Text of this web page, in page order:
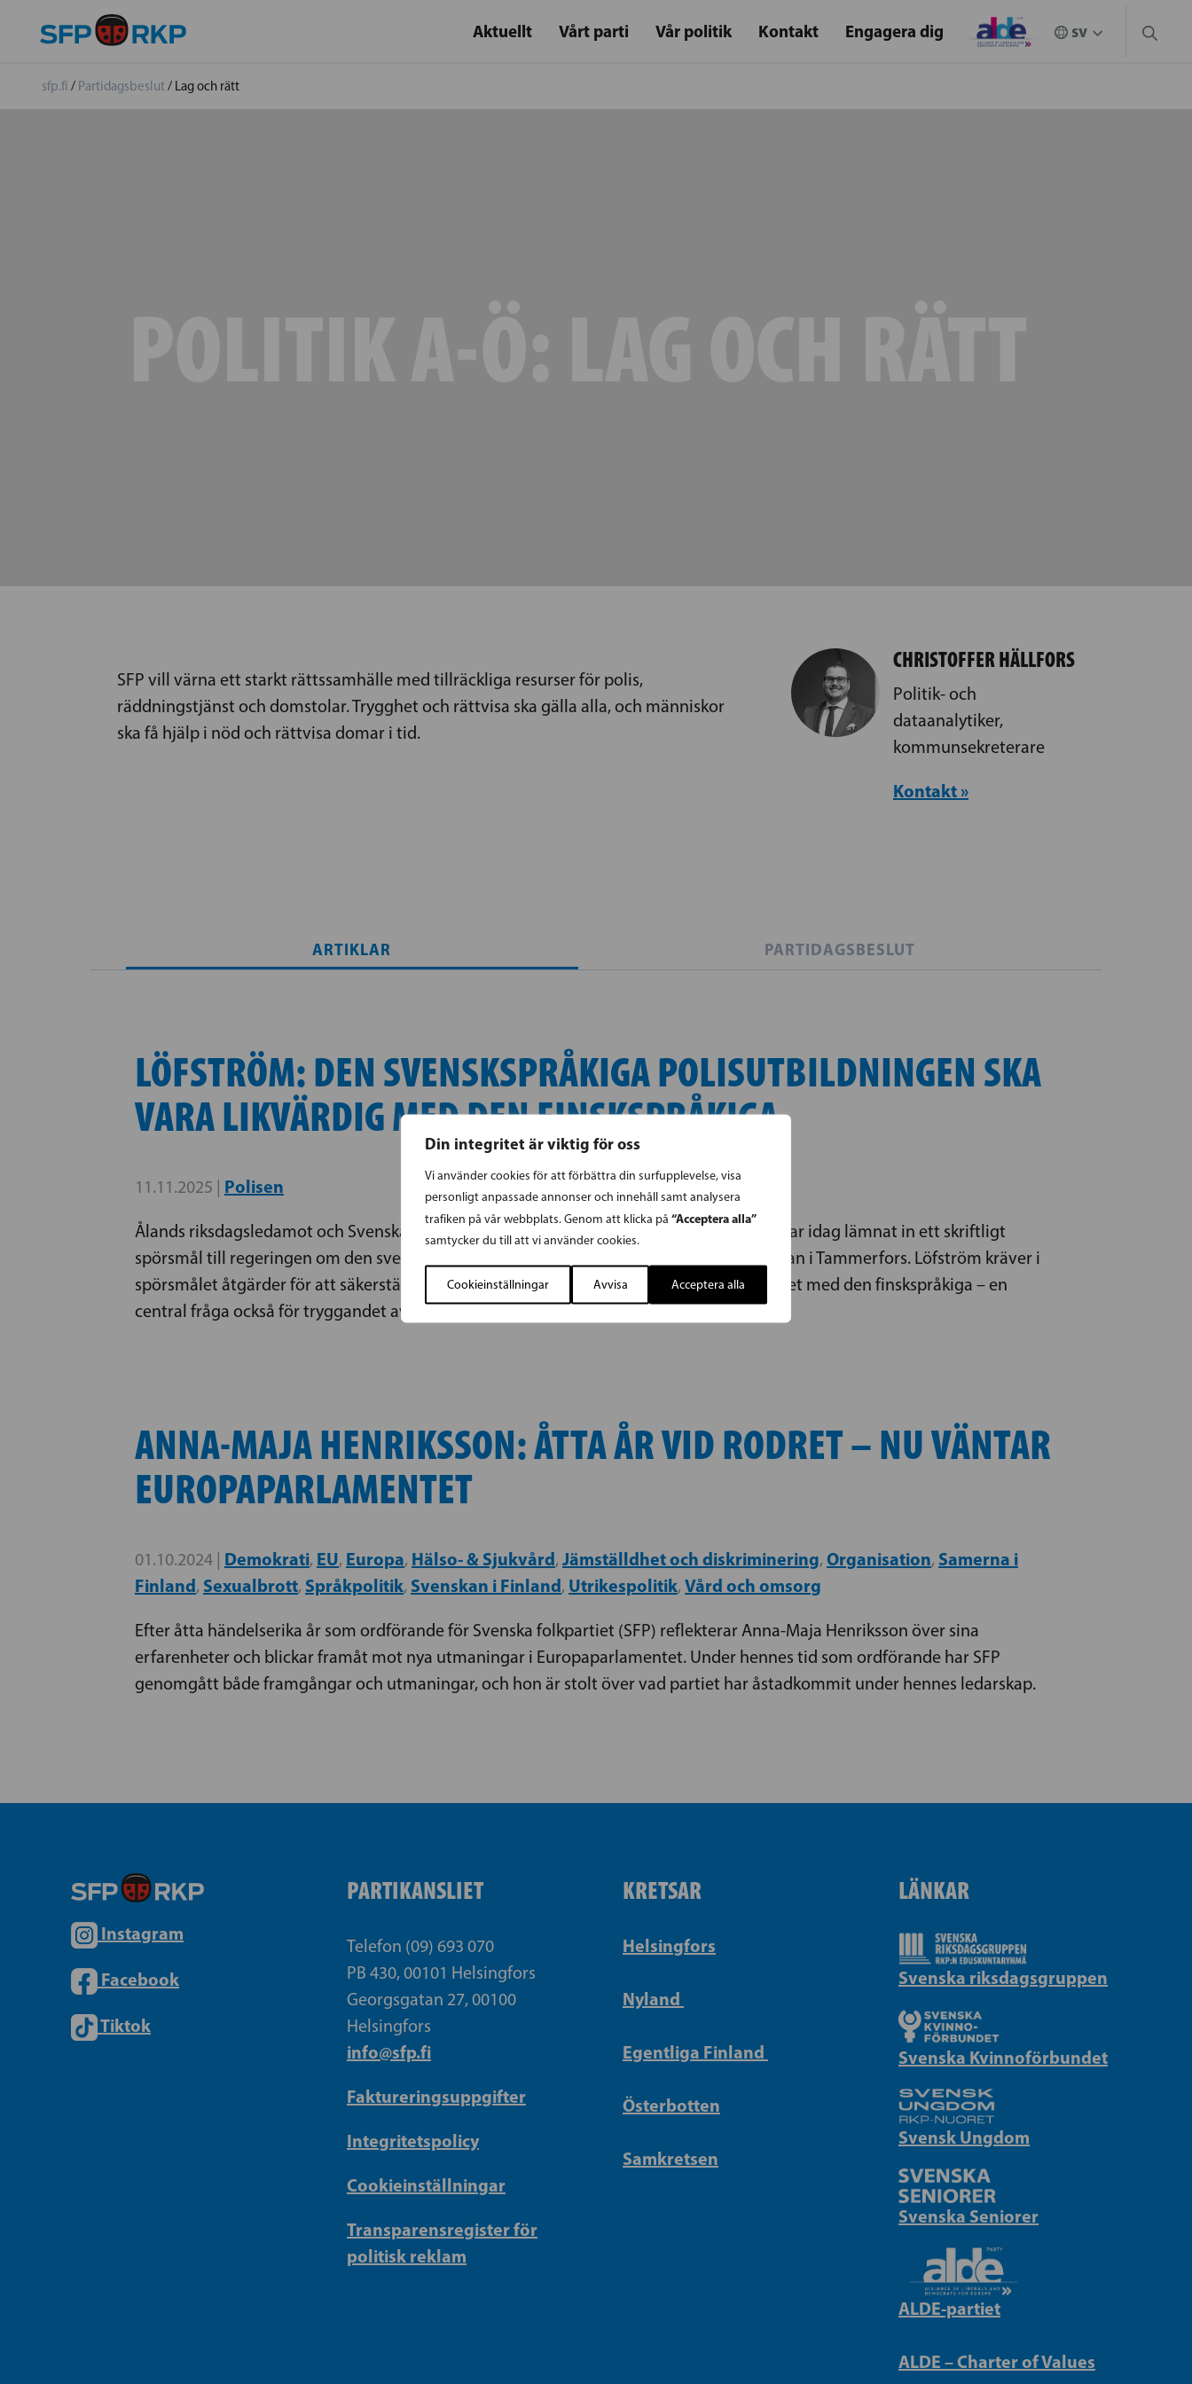
Din integritet är viktig för oss
Vi använder cookies för att förbättra din surfupplevelse, visa
personligt anpassade annonser och innehåll samt analysera
trafiken på vår webbplats. Genom att klicka på “Acceptera alla”
samtycker du till att vi använder cookies.
Cookieinställningar Avvisa Acceptera alla
Aktuellt Vårt parti Vår politik Kontakt Engagera dig
sfp.fi / Partidagsbeslut/ Lag och rätt
SFP vill värna ett starkt rättssamhälle med tillräckliga resurser för polis,
räddningstjänst och domstolar. Trygghet och rättvisa ska gälla alla, och människor
ska få hjälp i nöd och rättvisa domar i tid.
CHRISTOFFER HÄLLFORS
Politik- och
dataanalytiker,
kommunsekreterare
Kontakt »
ARTIKLAR PARTIDAGSBESLUT
LÖFSTRÖM: DEN SVENSKSPRÅKIGA POLISUTBILDNINGEN SKA
VARA LIKVÄRDIG MED DEN FINSKSPRÅKIGA
11.11.2025 | Polisen
Ålands riksdagsledamot och Svenska riksdagsgruppens vice ordförande Mats Löfström har idag lämnat in ett skriftligt
spörsmål till regeringen om den svenskspråkiga polisutbildningen vid Polisyrkeshögskolan i Tammerfors. Löfström kräver i
spörsmålet åtgärder för att säkerställa den svenskspråkiga polisutbildningens likvärdighet med den finskspråkiga – en
central fråga också för tryggandet av nya poliser på Åland
ANNA-MAJA HENRIKSSON: ÅTTA ÅR VID RODRET – NU VÄNTAR
EUROPAPARLAMENTET
01.10.2024 | Demokrati, EU, Europa, Hälso- & Sjukvård, Jämställdhet och diskriminering, Organisation, Samerna i
Finland, Sexualbrott, Språkpolitik, Svenskan i Finland, Utrikespolitik, Vård och omsorg
Efter åtta händelserika år som ordförande för Svenska folkpartiet (SFP) reflekterar Anna-Maja Henriksson över sina
erfarenheter och blickar framåt mot nya utmaningar i Europaparlamentet. Under hennes tid som ordförande har SFP
genomgått både framgångar och utmaningar, och hon är stolt över vad partiet har åstadkommit under hennes ledarskap.
Instagram
Facebook
Tiktok
PARTIKANSLIET
Telefon (09) 693 070
PB 430, 00101 Helsingfors
Georgsgatan 27, 00100
Helsingfors
info@sfp.fi
Faktureringsuppgifter
Integritetspolicy
Cookieinställningar
Transparensregister för
politisk reklam
KRETSAR
Helsingfors
Nyland
Egentliga Finland
Österbotten
Samkretsen
LÄNKAR
Svenska riksdagsgruppen
Svenska Kvinnoförbundet
Svensk Ungdom
Svenska Seniorer
ALDE-partiet
ALDE – Charter of Values